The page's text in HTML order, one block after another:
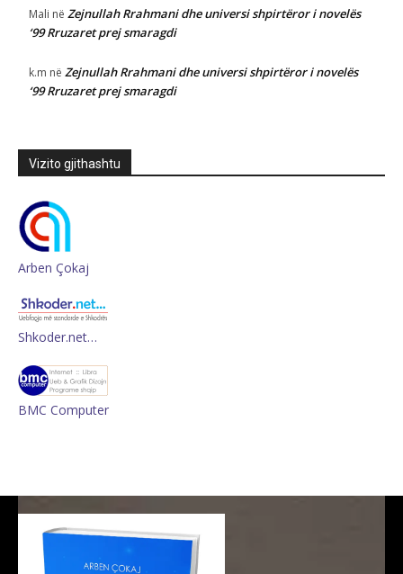
Mali në Zejnullah Rrahmani dhe universi shpirtëror i novelës
‘99 Rruzaret prej smaragdi
k.m në Zejnullah Rrahmani dhe universi shpirtëror i novelës
‘99 Rruzaret prej smaragdi
Vizito gjithashtu
Arben Çokaj
Shkoder.net…
BMC Computer